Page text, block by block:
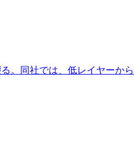
。同社では、低レイヤーか